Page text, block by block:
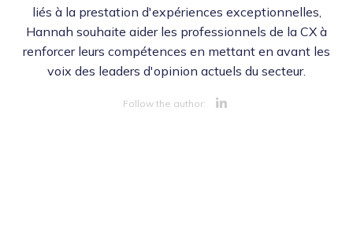
liés à la prestation d'expériences exceptionnelles,
Hannah souhaite aider les professionnels de la CX à
renforcer leurs compétences en mettant en avant les
voix des leaders d'opinion actuels du secteur.
Follow the author: